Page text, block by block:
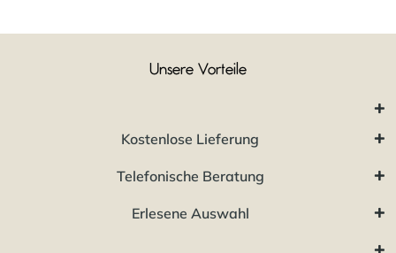
Unsere Vorteile
Kostenlose Lieferung
Telefonische Beratung
Erlesene Auswahl